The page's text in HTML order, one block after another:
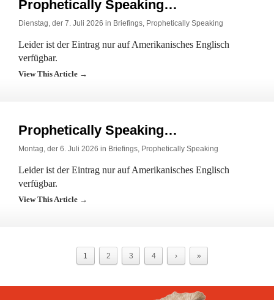
Prophetically Speaking…
Dienstag, der 7. Juli 2026 in Briefings, Prophetically Speaking
Leider ist der Eintrag nur auf Amerikanisches Englisch
verfügbar.
View This Article →
Prophetically Speaking…
Montag, der 6. Juli 2026 in Briefings, Prophetically Speaking
Leider ist der Eintrag nur auf Amerikanisches Englisch
verfügbar.
View This Article →
1 2 3 4 › »